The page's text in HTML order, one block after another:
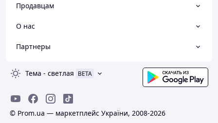
Продавцам
О нас
Партнеры
Тема - светлая BETA
© Prom.ua — маркетплейс України, 2008-2026